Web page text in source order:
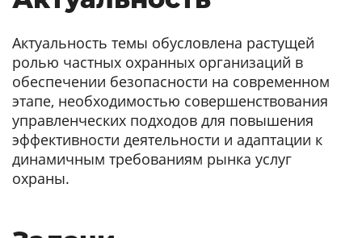
Актуальность темы обусловлена растущей
ролью частных охранных организаций в
обеспечении безопасности на современном
этапе, необходимостью совершенствования
управленческих подходов для повышения
эффективности деятельности и адаптации к
динамичным требованиям рынка услуг
охраны.